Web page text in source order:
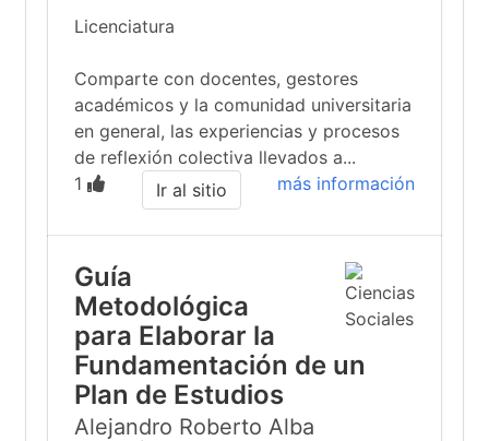
Licenciatura
Comparte con docentes, gestores
académicos y la comunidad universitaria
en general, las experiencias y procesos
de reflexión colectiva llevados a...
1
más información
Ir al sitio
Guía
Metodológica
para Elaborar la
Fundamentación de un
Plan de Estudios
Alejandro Roberto Alba